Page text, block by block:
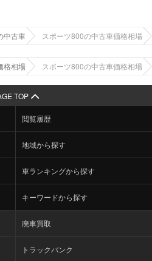
中古車 スポーツ800の中古車価格相場
格相場 スポーツ800の中古車価格相場
TOP
閲覧履歴
地域から探す
車ランキングから探す
キーワードから探す
廃車買取
トラックバンク